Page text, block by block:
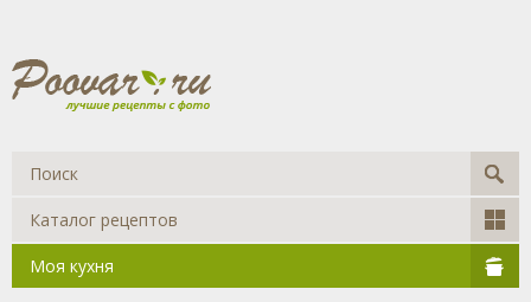
Каталог рецептов
Моя кухня